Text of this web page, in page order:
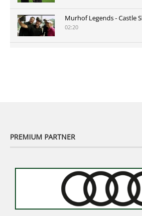
Murhof Legends - Castle
02:20
PREMIUM PARTNER